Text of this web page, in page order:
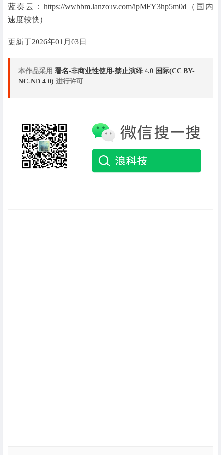
蓝奏云： https://wwbbm.lanzouv.com/ipMFY3hp5m0d （国内
速度较快）
更新于2026年01月03日
本作品采用 署名-非商业性使用-禁止演绎 4.0 国际(CC BY-
NC-ND 4.0) 进行许可